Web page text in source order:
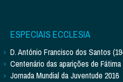
ESPECIAIS ECCLESIA
D. António Francisco dos Santos
Centenário das aparições de Fátima
Jornada Mundial da Juventude 2016